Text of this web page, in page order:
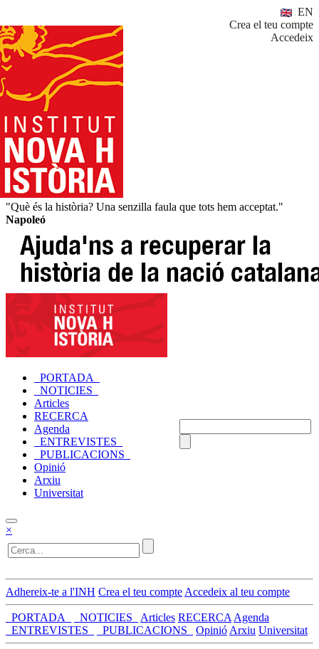
EN
Crea el teu compte
Accedeix
"Què és la història? Una senzilla faula que tots hem acceptat."
Napoleó
_PORTADA_
_NOTICIES_
Articles
RECERCA
Agenda
_ENTREVISTES_
_PUBLICACIONS_
Opinió
Arxiu
Universitat
×
Adhereix-te a l'INH Crea el teu compte Accedeix al teu compte
_PORTADA_ _NOTICIES_ Articles RECERCA Agenda
_ENTREVISTES_
_PUBLICACIONS_ Opinió Arxiu Universitat